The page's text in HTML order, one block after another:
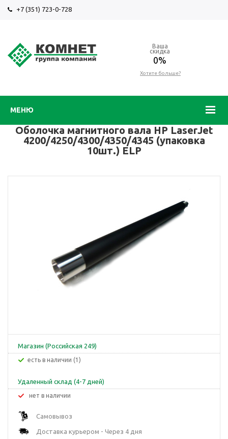
+7 (351) 723-0-728
МЕНЮ
Ваша
скидка
0%
Хотите больше?
Оболочка магнитного вала HP LaserJet
4200/4250/4300/4350/4345 (упаковка
10шт.) ELP
Магазин (Российская 249)
Есть в наличии (1)
Удаленный склад (4-7 дней)
Нет в наличии
Самовывоз
Доставка курьером - Через 4 дня